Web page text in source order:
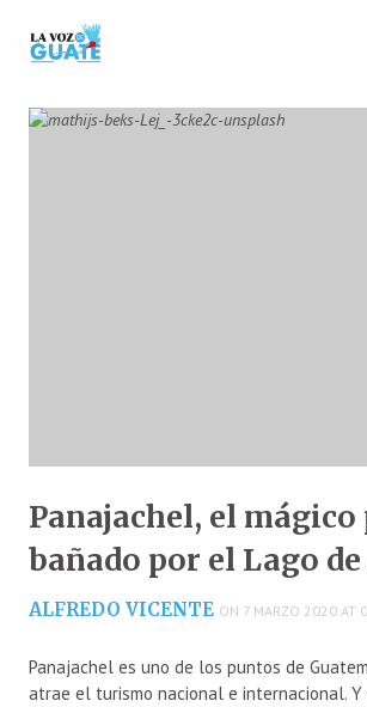
Panajachel, el mágico
bañado por el Lago
ALFREDO VICENTE ON 7 MARZO 2020 AT
Panajachel es uno de los puntos de
atrae el turismo nacional e internacional.